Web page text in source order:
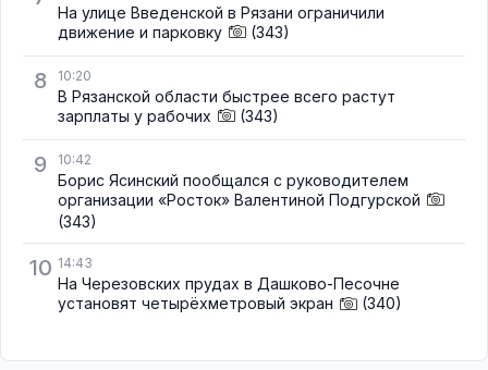
На улице Введенской в Рязани ограничили
движение и парковку
(343)
8 10:20
В Рязанской области быстрее всего растут
зарплаты у рабочих
(343)
9 10:42
Борис Ясинский пообщался с руководителем
организации «Росток» Валентиной Подгурской
(343)
10 14:43
На Черезовских прудах в Дашково-Песочне
установят четырёхметровый экран
(340)